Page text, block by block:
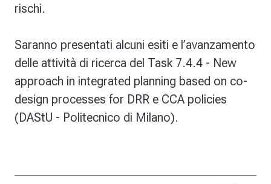
rischi.
Saranno presentati alcuni esiti e l’avanzamento
delle attività di ricerca del Task 7.4.4 - New
approach in integrated planning based on co-
design processes for DRR e CCA policies
(DAStU - Politecnico di Milano).